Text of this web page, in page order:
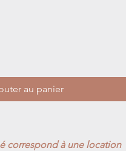
au panier
correspond à une location